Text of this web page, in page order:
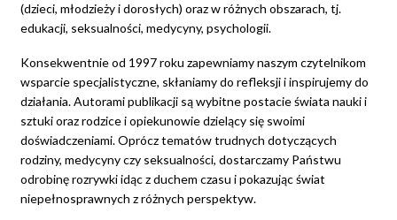
(dzieci, młodzieży i dorosłych) oraz w różnych obszarach, tj.
edukacji, seksualności, medycyny, psychologii.
Konsekwentnie od 1997 roku zapewniamy naszym czytelnikom
wsparcie specjalistyczne, skłaniamy do refleksji i inspirujemy do
działania. Autorami publikacji są wybitne postacie świata nauki i
sztuki oraz rodzice i opiekunowie dzielący się swoimi
doświadczeniami. Oprócz tematów trudnych dotyczących
rodziny, medycyny czy seksualności, dostarczamy Państwu
odrobinę rozrywki idąc z duchem czasu i pokazując świat
niepełnosprawnych z różnych perspektyw.